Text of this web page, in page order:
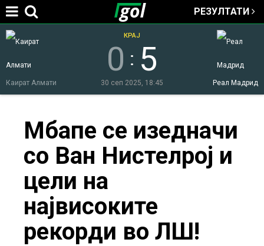
Jump to navigation
РЕЗУЛТАТИ
Каират Алмати Реал Мадрид
0 : 5
КРАЈ
30 сеп 2025, 18:45
here
Мбапе се изедначи
со Ван Нистелрој и
цели на
највисоките
рекорди во ЛШ!